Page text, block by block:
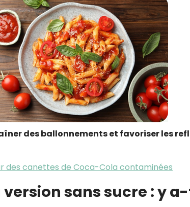
des ballonnements et favoriser les
des canettes de Coca-Cola contaminées
sans sucre : y